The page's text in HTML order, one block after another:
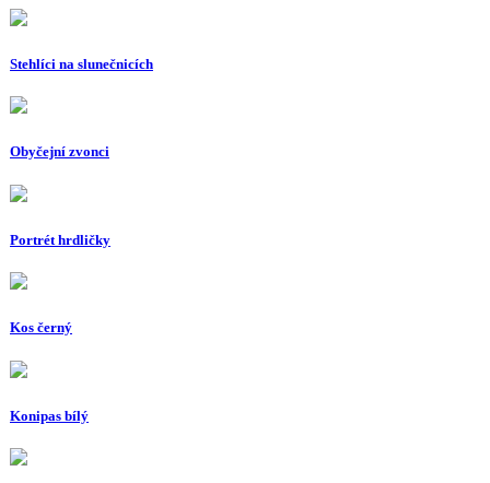
Stehlíci na slunečnicích
Obyčejní zvonci
Portrét hrdličky
Kos černý
Konipas bílý